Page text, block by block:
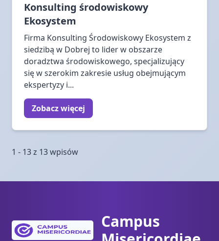
Konsulting środowiskowy
Ekosystem
Firma Konsulting Środowiskowy Ekosystem z
siedzibą w Dobrej to lider w obszarze
doradztwa środowiskowego, specjalizujący
się w szerokim zakresie usług obejmującym
ekspertyzy i...
Zobacz więcej
1 - 13 z 13 wpisów
Campus